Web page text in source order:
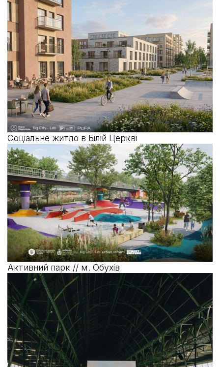
Соціальне житло в Білій Церкві
Активний парк // м. Обухів